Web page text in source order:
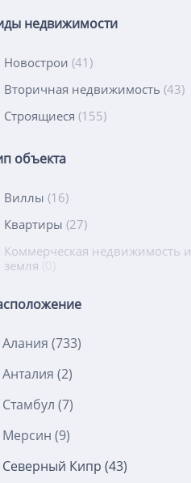
недвижимости
Новострои (41)
Вторичная недвижимость (43)
Строящиеся (155)
объекта
Виллы (16)
Квартиры (27)
Коммерческая недвижимость и
земля
Алания (733)
Анталия (2)
Стамбул (7)
Мерсин (9)
Северный Кипр (43)